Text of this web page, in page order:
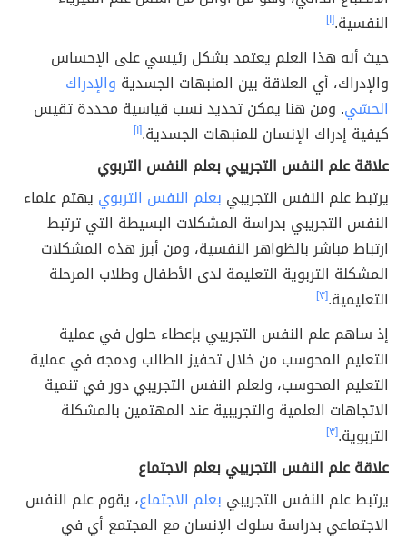
النفسية.[١]
حيث أنه هذا العلم يعتمد بشكل رئيسي على الإحساس
والإدراك، أي العلاقة بين المنبهات الجسدية والإدراك
الحسّي. ومن هنا يمكن تحديد نسب قياسية محددة تقيس
كيفية إدراك الإنسان للمنبهات الجسدية.[١]
علاقة علم النفس التجريبي بعلم النفس التربوي
يرتبط علم النفس التجريبي بعلم النفس التربوي يهتم علماء
النفس التجريبي بدراسة المشكلات البسيطة التي ترتبط
ارتباط مباشر بالظواهر النفسية، ومن أبرز هذه المشكلات
المشكلة التربوية التعليمة لدى الأطفال وطلاب المرحلة
التعليمية.[٣]
إذ ساهم علم النفس التجريبي بإعطاء حلول في عملية
التعليم المحوسب من خلال تحفيز الطالب ودمجه في عملية
التعليم المحوسب، ولعلم النفس التجريبي دور في تنمية
الاتجاهات العلمية والتجريبية عند المهتمين بالمشكلة
التربوية.[٣]
علاقة علم النفس التجريبي بعلم الاجتماع
يرتبط علم النفس التجريبي بعلم الاجتماع، يقوم علم النفس
الاجتماعي بدراسة سلوك الإنسان مع المجتمع أي في